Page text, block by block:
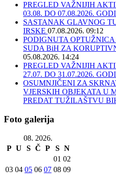
PREGLED VAŽNIJIH
03.08. DO 07.08.2026.
SASTANAK GLAVNOG
IRSKE 07.08.2026. 09:12
PODIGNUTA
SUDA BiH ZA
05.08.2026. 14:24
PREGLED VAŽNIJIH
27.07. DO 31.07.2026.
OSUMNJIČENI ZA
VJERSKIH OBJEKATA U
PREDAT TUŽILAŠTVU
Foto galerija
08. 2026.
P U S Č P S N
01 02
03 04 05 06 07 08 09